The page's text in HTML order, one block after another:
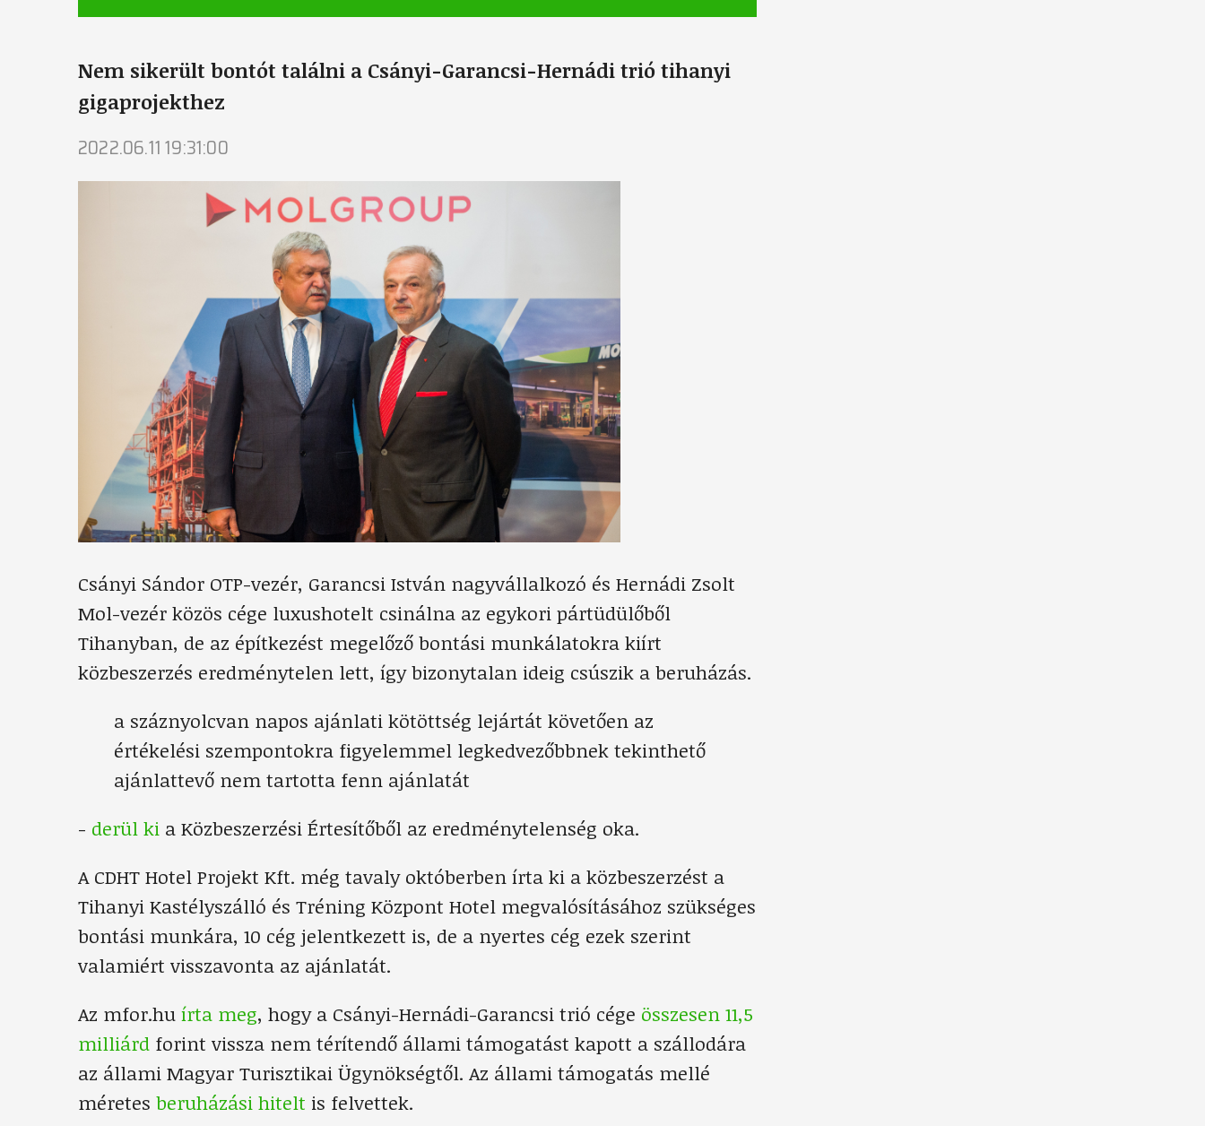
Nem sikerült bontót találni a Csányi-Garancsi-Hernádi trió tihanyi
gigaprojekthez
2022.06.11 19:31:00
Csányi Sándor OTP-vezér, Garancsi István nagyvállalkozó és Hernádi Zsolt
Mol-vezér közös cége luxushotelt csinálna az egykori pártüdülőből
Tihanyban, de az építkezést megelőző bontási munkálatokra kiírt
közbeszerzés eredménytelen lett, így bizonytalan ideig csúszik a beruházás.
a száznyolcvan napos ajánlati kötöttség lejártát követően az
értékelési szempontokra figyelemmel legkedvezőbbnek tekinthető
ajánlattevő nem tartotta fenn ajánlatát
- derül ki a Közbeszerzési Értesítőből az eredménytelenség oka.
A CDHT Hotel Projekt Kft. még tavaly októberben írta ki a közbeszerzést a
Tihanyi Kastélyszálló és Tréning Központ Hotel megvalósításához szükséges
bontási munkára, 10 cég jelentkezett is, de a nyertes cég ezek szerint
valamiért visszavonta az ajánlatát.
Az mfor.hu írta meg, hogy a Csányi-Hernádi-Garancsi trió cége összesen 11,5
milliárd forint vissza nem térítendő állami támogatást kapott a szállodára
az állami Magyar Turisztikai Ügynökségtől. Az állami támogatás mellé
méretes beruházási hitelt is felvettek.